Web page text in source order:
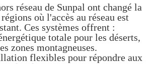
réseau de Sunpal ont changé la
où l'accès au réseau est
Ces systèmes offrent :
totale pour les déserts,
zones montagneuses.
flexibles pour répondre aux